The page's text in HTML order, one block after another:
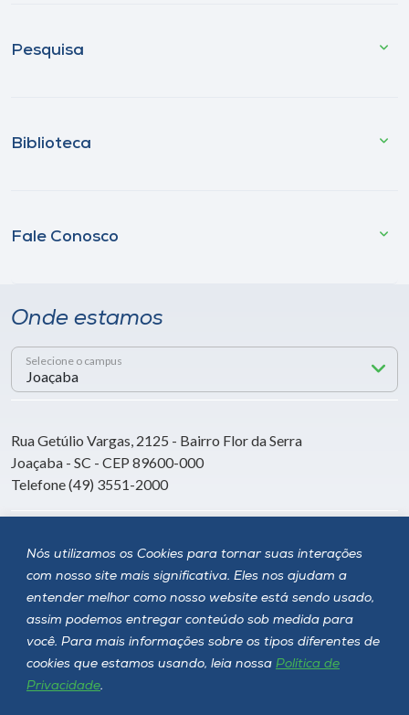
Nós utilizamos os Cookies para tornar suas interações
com nosso site mais significativa. Eles nos ajudam a
entender melhor como nosso website está sendo usado,
assim podemos entregar conteúdo sob medida para
você. Para mais informações sobre os tipos diferentes de
cookies que estamos usando, leia nossa Política de
Privacidade.
Pesquisa
Biblioteca
Fale Conosco
Onde estamos
Selecione o campus
Rua Getúlio Vargas, 2125 - Bairro Flor da Serra
Joaçaba - SC - CEP 89600-000
Telefone (49) 3551-2000
Siga a Unoesc